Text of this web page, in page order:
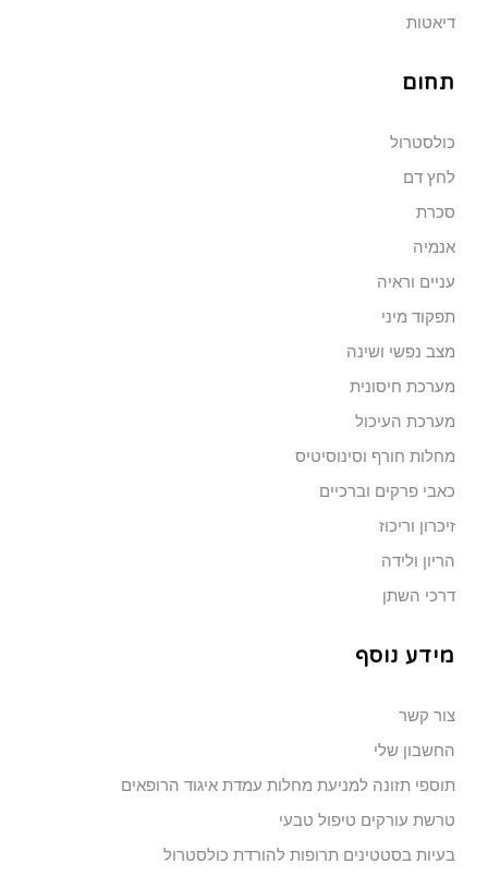
דיאטות
תחום
כולסטרול
לחץ דם
סכרת
אנמיה
עניים וראיה
תפקוד מיני
מצב נפשי ושינה
מערכת חיסונית
מערכת העיכול
מחלות חורף וסינוסיטיס
כאבי פרקים וברכיים
זיכרון וריכוז
הריון ולידה
דרכי השתן
מידע נוסף
צור קשר
החשבון שלי
תוספי תזונה למניעת מחלות עמדת איגוד הרופאים
טרשת עורקים טיפול טבעי
בעיות בסטטינים תרופות להורדת כולסטרול